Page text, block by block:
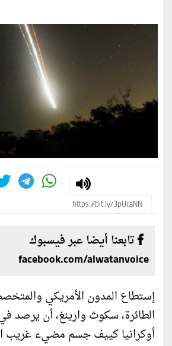
تابعنا أيضا عبر فيسبوك
facebook.com/alwatanvoice
إستطاع المدون الأمريكي
الطائرة، سكوث وارينغ، أن يرصد
أوكرانيا كييف جسم مضيء غريب